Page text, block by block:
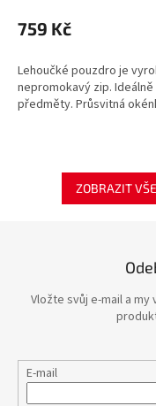
759 Kč
Lehoučké pouzdro je
nepromokavý zip.
předměty. Průsvitná
ZOBRAZIT
Vložte svůj e-mail a
E-mail